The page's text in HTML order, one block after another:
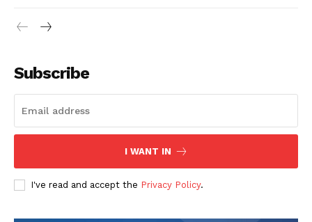
Subscribe
I WANT IN
I've read and accept the Privacy Policy.